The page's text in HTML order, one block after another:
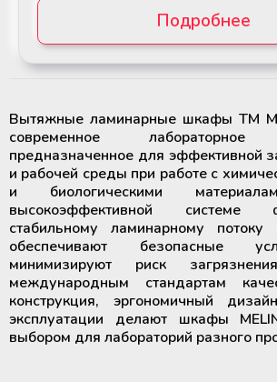
Подробнее
Вытяжные ламинарные шкафы ТМ
современное лабораторное
предназначенное для эффективной
и рабочей среды при работе с
и биологическими
высокоэффективной системе
стабильному ламинарному
обеспечивают безопасные
минимизируют риск
международным стандартам
конструкция, эргономичный
эксплуатации делают шкафы
выбором для лабораторий разного